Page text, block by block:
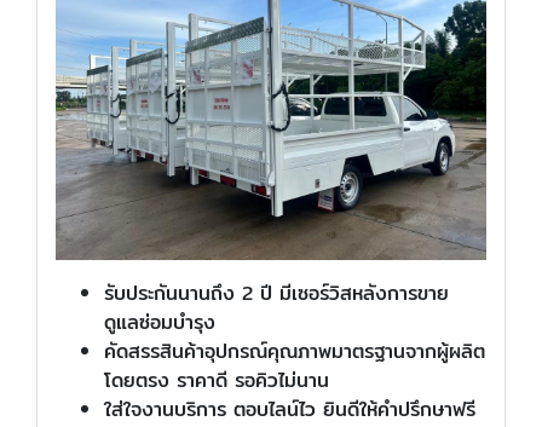
รับประกันนานถึง 2 ปี มีเซอร์วิสหลังการขาย
ดูแลซ่อมบำรุง
คัดสรรสินค้าอุปกรณ์คุณภาพมาตรฐานจากผู้ผลิต
โดยตรง ราคาดี รอคิวไม่นาน
ใส่ใจงานบริการ ตอบไลน์ไว ยินดีให้คำปรึกษาฟรี